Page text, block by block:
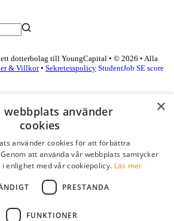
dotterbolag till YoungCapital • © 2026 • Alla
& Villkor• Sekretesspolicy StudentJob SE score
×
webbplats använder
cookies
använder cookies för att förbättra
att använda vår webbplats samtycker
enlighet med vår cookiepolicy. Läs mer
PRESTANDA
FUNKTIONER